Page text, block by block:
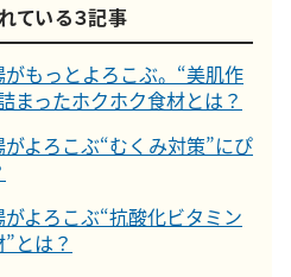
ている３記事
がもっとよろこぶ。“美肌作
まったホクホク食材とは？
がよろこぶ“むくみ対策”にぴ
がよろこぶ“抗酸化ビタミン
とは？